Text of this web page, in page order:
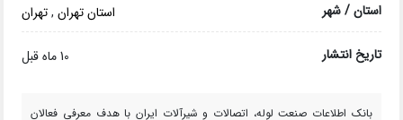
استان / شهر استان تهران,تهران
تاریخ انتشار 10 ماه قبل
بانک اطلاعات صنعت لوله، اتصالات و شیرآلات ایران با هدف معرفی فعالان